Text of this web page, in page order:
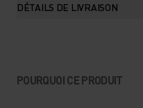
DÉTAILS DE LIVRAISON
POURQUOI CE PRODUIT